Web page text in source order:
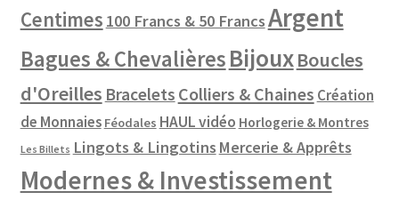
Centimes 100 Francs & 50 FrancsArgent
Bagues & ChevalièresBijouxBoucles
d'Oreilles Bracelets Colliers & Chaines Création
de Monnaies Féodales HAUL vidéo Horlogerie & Montres
Les Billets Lingots & Lingotins Mercerie & Apprêts
Modernes & Investissement